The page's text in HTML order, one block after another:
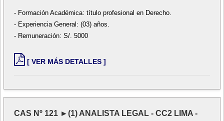
- Formación Académica: título profesional en Derecho.
- Experiencia General: (03) años.
- Remuneración: S/. 5000
[ VER MÁS DETALLES ]
CAS Nº 121 ►(1) ANALISTA LEGAL - CC2 LIMA -